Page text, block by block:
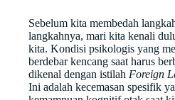
Sebelum kita membedah
langkahnya, mari kita kenali
kita. Kondisi psikologis yang
berdebar kencang saat harus
dikenal dengan istilah Foreign
Ini adalah kecemasan spesifik